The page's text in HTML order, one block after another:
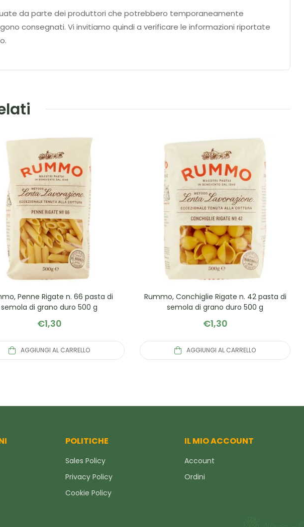
da parte dei produttori che potrebbero temporaneamente
consegnati. Vi invitiamo quindi a verificare le informazioni riportate
Penne Rigate n. 66 pasta di
semola di grano duro 500 g
€1,30
AGGIUNGI AL CARRELLO
Rummo, Conchiglie Rigate n. 42 pasta di
semola di grano duro 500 g
€1,30
AGGIUNGI AL CARRELLO
POLITICHE
Sales Policy
Privacy Policy
Cookie Policy
IL MIO ACCOUNT
Account
Ordini